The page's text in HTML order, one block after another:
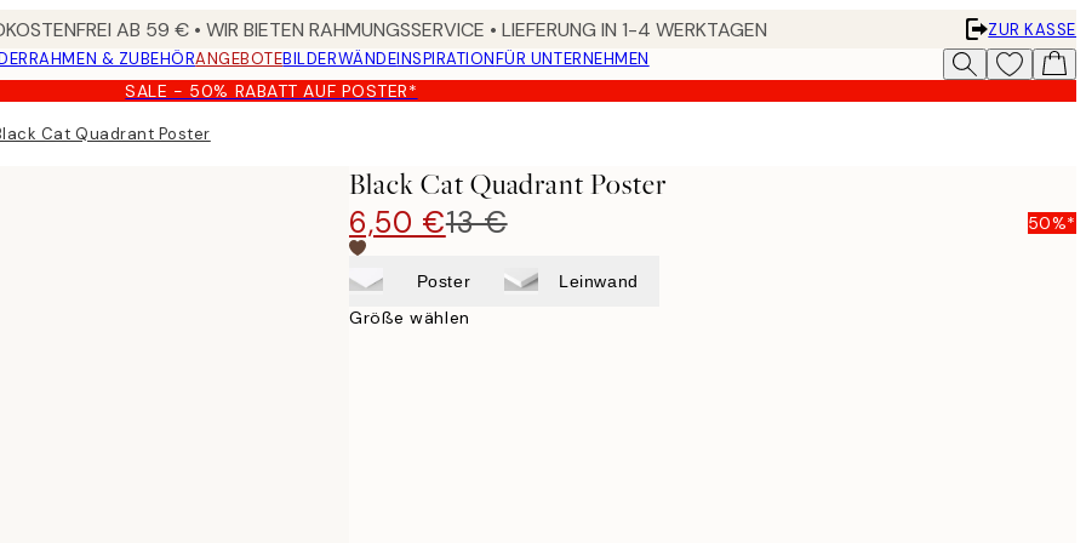
AB 59 € • WIR BIETEN RAHMUNGSSERVICE • LIEFERUNG IN 1-4 WERKTAGEN
ZUR KASSE
RAHMEN & ZUBEHÖRANGEBOTEBILDERWÄNDEINSPIRATIONFÜR UNTERNEHMEN
SALE - 50% RABATT AUF POSTER*
Cat Quadrant Poster
Black Cat Quadrant Poster
6,50 €13 € 50%*
Poster Leinwand
Größe wählen